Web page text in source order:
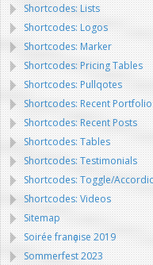
Shortcodes: Lists
Shortcodes: Logos
Shortcodes: Marker
Shortcodes: Pricing Tables
Shortcodes: Pullqotes
Shortcodes: Recent
Shortcodes: Recent Posts
Shortcodes: Tables
Shortcodes: Testimonials
Shortcodes: Toggle/
Shortcodes: Videos
Sitemap
Soirée franҫaise 2019
Sommerfest 2023